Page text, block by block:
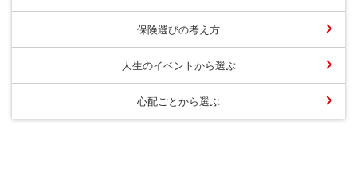
保険選びの考え方
人生のイベントから選ぶ
心配ごとから選ぶ